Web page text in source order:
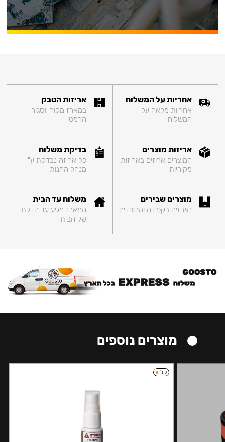
אחריות על המשלוח
אחריות מלאה על
המשלוח
אריזות הטבק
במארז מקורי וסגור
הרמטי
אריזות מוצרים
המוצרים ארוזים באריזות
מקוריות
בדיקת משלוח
כל אריזה נבדקת ע"י
מנהל החנות
מוצרים שבירים
נארזים בקפידה ומרופדים
משלוח עד הבית
המארז מגיע עד הדלת
של הבית
מוצרים נוספים
קל